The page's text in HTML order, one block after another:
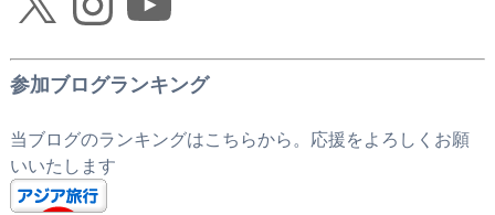
参加ブログランキング
当ブログのランキングはこちらから。応援をよろしくお願
いいたします